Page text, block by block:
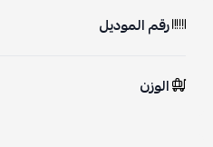
رقم الموديل
الوزن